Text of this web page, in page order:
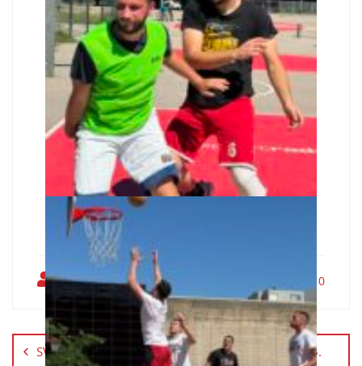
adminsz 0
SVEUČILIŠNA MALONOGOMETNA LIGA SUM 2026.